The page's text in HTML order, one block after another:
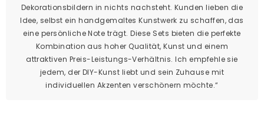
Dekorationsbildern in nichts nachsteht. Kunden lieben die
Idee, selbst ein handgemaltes Kunstwerk zu schaffen, das
eine persönliche Note trägt. Diese Sets bieten die perfekte
Kombination aus hoher Qualität, Kunst und einem
attraktiven Preis-Leistungs-Verhältnis. Ich empfehle sie
jedem, der DIY-Kunst liebt und sein Zuhause mit
individuellen Akzenten verschönern möchte.“